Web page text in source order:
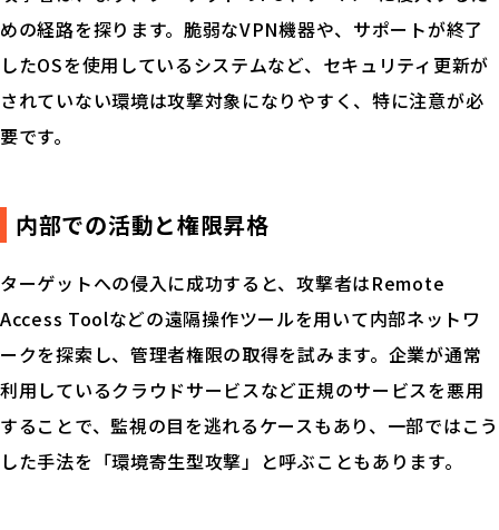
めの経路を探ります。脆弱なVPN機器や、サポートが終了
したOSを使用しているシステムなど、セキュリティ更新が
されていない環境は攻撃対象になりやすく、特に注意が必
要です。
内部での活動と権限昇格
ターゲットへの侵入に成功すると、攻撃者はRemote
Access Toolなどの遠隔操作ツールを用いて内部ネットワ
ークを探索し、管理者権限の取得を試みます。企業が通常
利用しているクラウドサービスなど正規のサービスを悪用
することで、監視の目を逃れるケースもあり、一部ではこう
した手法を「環境寄生型攻撃」と呼ぶこともあります。